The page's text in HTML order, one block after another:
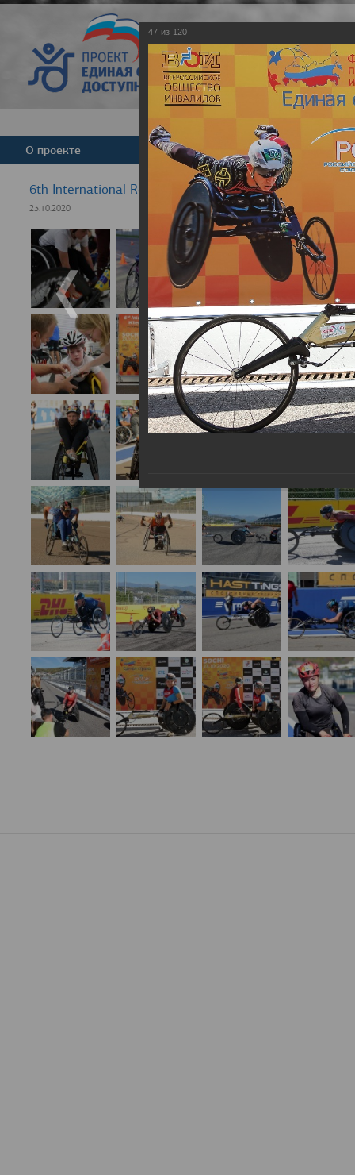
Версия для
О проекте Команда Новости
6th International Rezept-Sport Wheelchair Half
23.10.2020
47 из 120